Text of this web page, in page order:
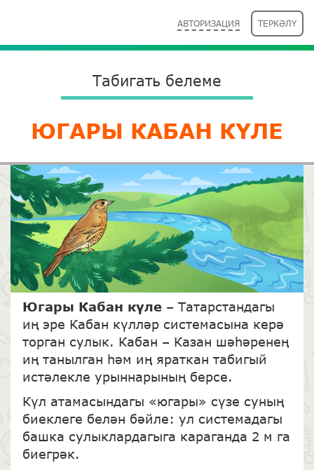
АВТОРИЗАЦИЯ ТЕРКӘЛҮ
Табигать белеме
ЮГАРЫ КАБАН КҮЛЕ
Югары Кабан күле – Татарстандагы
иң эре Кабан күлләр системасына керә
торган сулык. Кабан – Казан шәһәренең
иң танылган һәм иң яраткан табигый
истәлекле урыннарының берсе.
Күл атамасындагы «югары» сүзе суның
биеклеге белән бәйле: ул системадагы
башка сулыклардагыга караганда 2 м га
биегрәк.